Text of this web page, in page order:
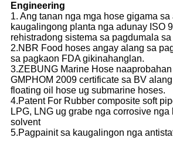
Engineering
1. Ang tanan nga mga hose gigama sa
kaugalingong planta nga adunay ISO
rehistradong sistema sa pagdumala
2.NBR Food hoses angay alang sa
sa pagkaon FDA gikinahanglan.
3.ZEBUNG Marine Hose
GMPHOM 2009 certificate sa BV
floating oil hose ug submarine hoses.
4.Patent For Rubber composite soft
LPG, LNG ug grabe nga corrosive nga
solvent
5.Pagpainit sa kaugalingon nga